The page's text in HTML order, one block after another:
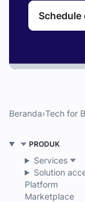
Beranda›Tech for
PRODUK
Services
Solution
Platform
Marketplace